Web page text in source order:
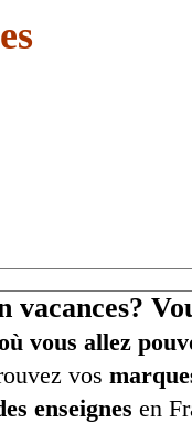
vacances?
vous allez
vos
enseignes en